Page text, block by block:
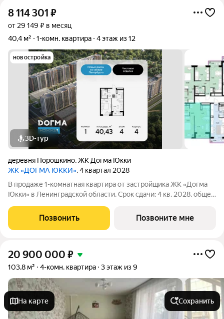
8 114 301 ₽
от 29 149 ₽ в месяц
40,4 м²
1-комн. квартира 4 этаж из 12
новостройка
3D-тур
деревня Порошкино,ЖК Догма Юкки
ЖК «ДОГМА ЮККИ», 4 квартал 2028
В продаже 1-комнатная квартира от застройщика ЖК «Догма
Юкки» в Ленинградской области. Срок сдачи: 4 кв. 2028, общей
доступной социальной инфраструктурой. Жилой комплекс
расположен в
Позвонить Позвоните мне
20 900 000 ₽
103,8 м² 4-комн. квартира 3 этаж из 9
На карте Сохранить